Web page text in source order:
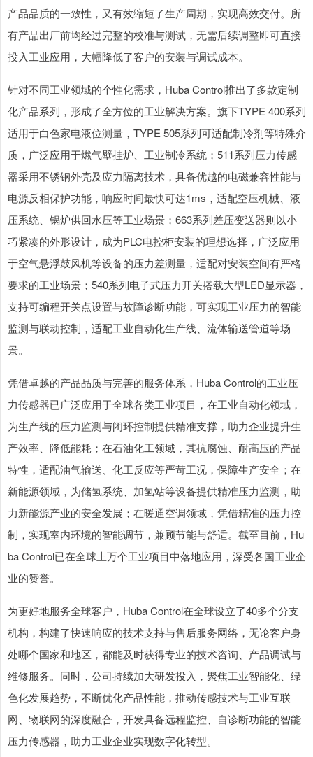
产品品质的一致性，又有效缩短了生产周期，实现高效交付。所
有产品出厂前均经过完整的校准与测试，无需后续调整即可直接
投入工业应用，大幅降低了客户的安装与调试成本。
针对不同工业领域的个性化需求，Huba Control推出了多款定制
化产品系列，形成了全方位的工业解决方案。旗下TYPE 400系列
适用于白色家电液位测量，TYPE 505系列可适配制冷剂等特殊介
质，广泛应用于燃气壁挂炉、工业制冷系统；511系列压力传感
器采用不锈钢外壳及应力隔离技术，具备优越的电磁兼容性能与
电源反相保护功能，响应时间最快可达1ms，适配空压机械、液
压系统、锅炉供回水压等工业场景；663系列差压变送器则以小
巧紧凑的外形设计，成为PLC电控柜安装的理想选择，广泛应用
于空气悬浮鼓风机等设备的压力差测量，适配对安装空间有严格
要求的工业场景；540系列电子式压力开关搭载大型LED显示器，
支持可编程开关点设置与故障诊断功能，可实现工业压力的智能
监测与联动控制，适配工业自动化生产线、流体输送管道等场
景。
凭借卓越的产品品质与完善的服务体系，Huba Control的工业压
力传感器已广泛应用于全球各类工业项目，在工业自动化领域，
为生产线的压力监测与闭环控制提供精准支撑，助力企业提升生
产效率、降低能耗；在石油化工领域，其抗腐蚀、耐高压的产品
特性，适配油气输送、化工反应等严苛工况，保障生产安全；在
新能源领域，为储氢系统、加氢站等设备提供精准压力监测，助
力新能源产业的安全发展；在暖通空调领域，凭借精准的压力控
制，实现室内环境的智能调节，兼顾节能与舒适。截至目前，Hu
ba Control已在全球上万个工业项目中落地应用，深受各国工业企
业的赞誉。
为更好地服务全球客户，Huba Control在全球设立了40多个分支
机构，构建了快速响应的技术支持与售后服务网络，无论客户身
处哪个国家和地区，都能及时获得专业的技术咨询、产品调试与
维修服务。同时，公司持续加大研发投入，聚焦工业智能化、绿
色化发展趋势，不断优化产品性能，推动传感技术与工业互联
网、物联网的深度融合，开发具备远程监控、自诊断功能的智能
压力传感器，助力工业企业实现数字化转型。